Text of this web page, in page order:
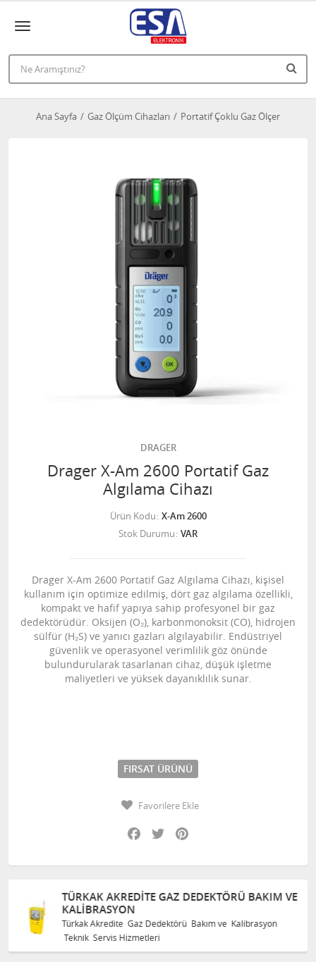
Ana Sayfa Gaz Ölçüm Cihazları Portatif Çoklu Gaz Ölçer
DRAGER
Drager X-Am 2600 Portatif Gaz
Algılama Cihazı
Ürün Kodu X-Am 2600
Stok Durumu VAR
Drager X-Am 2600 Portatif Gaz Algılama Cihazı, kişisel
kullanım için optimize edilmiş, dört gaz algılama özellikli,
kompakt ve hafif yapıya sahip profesyonel bir gaz
dedektörüdür. Oksijen (O₂), karbonmonoksit (CO), hidrojen
sülfür (H₂S) ve yanıcı gazları algılayabilir. Endüstriyel
güvenlik ve operasyonel verimlilik göz önünde
bulundurularak tasarlanan cihaz, düşük işletme
maliyetleri ve yüksek dayanıklılık sunar.
FIRSAT ÜRÜNÜ
Favorilere Ekle
Facebook
Twitter
TÜRKAK AKREDITE GAZ DEDEKTÖRÜ BAKIM VE
KALIBRASYON
Türkak Akredite Gaz Dedektörü Bakım ve Kalibrasyon
Teknik Servis Hizmetleri